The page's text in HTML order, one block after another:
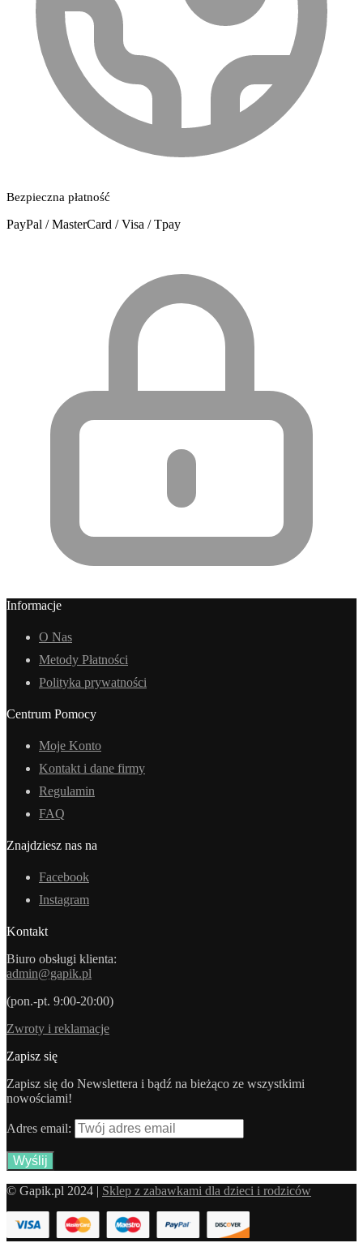
Bezpieczna płatność
PayPal / MasterCard / Visa / Tpay
Informacje
O Nas
Metody Płatności
Polityka prywatności
Centrum Pomocy
Moje Konto
Kontakt i dane firmy
Regulamin
FAQ
Znajdziesz nas na
Facebook
Instagram
Kontakt
Biuro obsługi klienta:
admin@gapik.pl
(pon.-pt. 9:00-20:00)
Zwroty i reklamacje
Zapisz się
Zapisz się do Newslettera i bądź na bieżąco ze wszystkimi
nowościami!
Adres email:
© Gapik.pl 2024 | Sklep z zabawkami dla dzieci i rodziców